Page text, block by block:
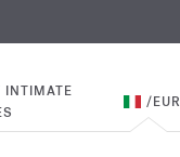
INTIMATE
/EUR